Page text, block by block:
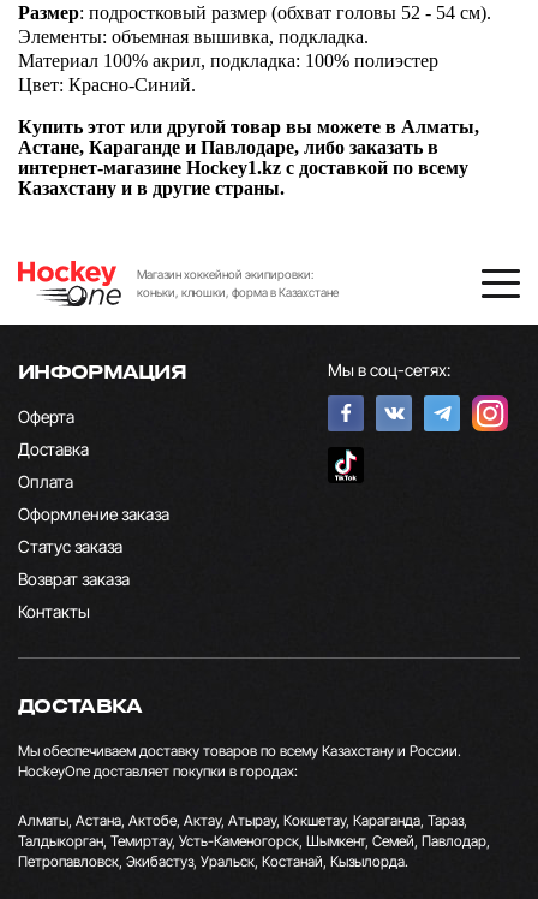
Размер: подростковый размер (обхват головы 52 - 54 см).
Элементы: объемная вышивка, подкладка.
Материал 100% акрил, подкладка: 100% полиэстер
Цвет: Красно-Синий.
Купить этот или другой товар вы можете в Алматы,
Астане, Караганде и Павлодаре, либо заказать в
интернет-магазине Hockey1.kz с доставкой по всему
Казахстану и в другие страны.
Магазин хоккейной экипировки:
коньки, клюшки, форма в Казахстане
ИНФОРМАЦИЯ
Оферта
Доставка
Оплата
Оформление заказа
Статус заказа
Возврат заказа
Контакты
Мы в соц-сетях:
ДОСТАВКА
Мы обеспечиваем доставку товаров по всему Казахстану и России.
HockeyOne доставляет покупки в городах:
Алматы, Астана, Актобе, Актау, Атырау, Кокшетау, Караганда, Тараз,
Талдыкорган, Темиртау, Усть-Каменогорск, Шымкент, Семей, Павлодар,
Петропавловск, Экибастуз, Уральск, Костанай, Кызылорда.